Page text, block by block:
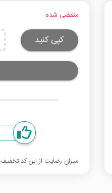
منقضی شده
کپی کنید
میزان رضایت از این کد تخفیف